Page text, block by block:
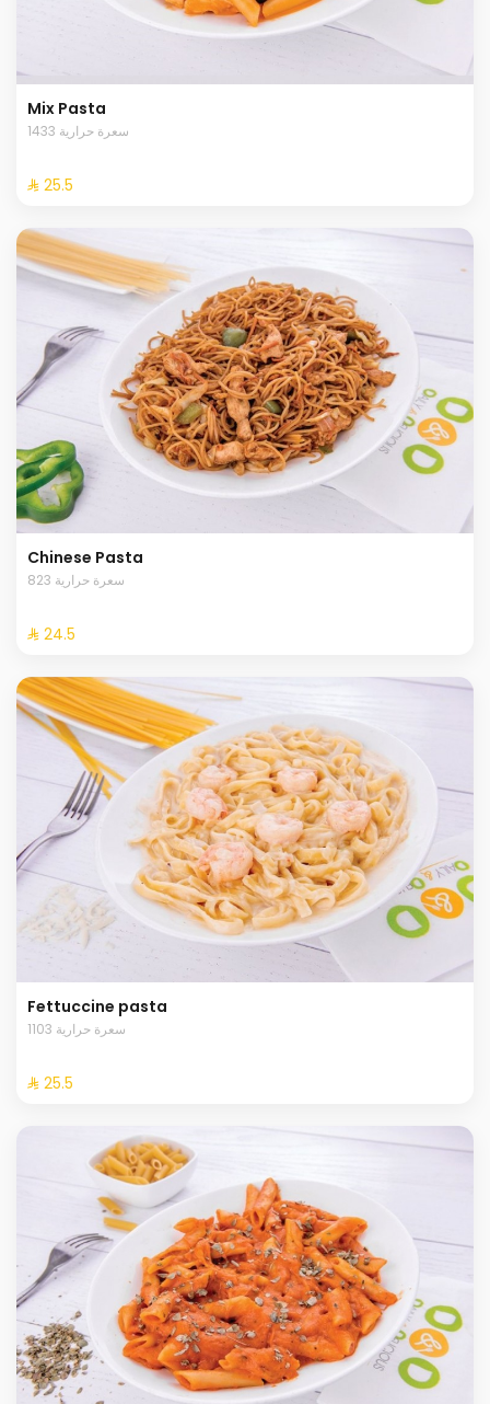
Mix Pasta
1433 سعرة حرارية
⁨⁦‪‬ 25.5⁩
Chinese Pasta
823 سعرة حرارية
⁨⁦‪‬ 24.5⁩
Fettuccine pasta
1103 سعرة حرارية
⁨⁦‪‬ 25.5⁩